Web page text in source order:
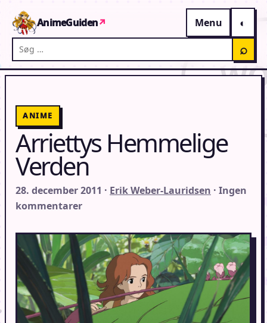
AnimeGuiden↗
Menu
Søg på AnimeGuiden
⌕
ANIME
Arriettys Hemmelige
Verden
28. december 2011 · Erik Weber-Lauridsen · Ingen
kommentarer